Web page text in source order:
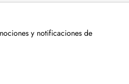
y notificaciones de